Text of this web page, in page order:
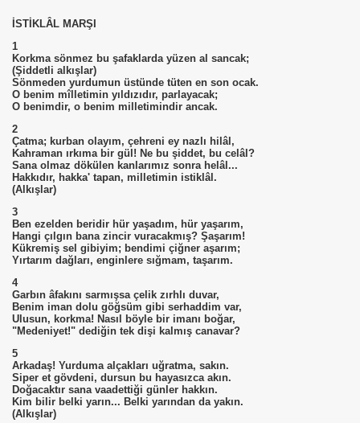
İSTİKLÂL MARŞI
1
Korkma sönmez bu şafaklarda yüzen al sancak;
(Şiddetli alkışlar)
Sönmeden yurdumun üstünde tüten en son ocak.
O benim mîlletimin yıldızıdır, parlayacak;
O benimdir, o benim milletimindir ancak.
2
Çatma; kurban olayım, çehreni ey nazlı hilâl,
Kahraman ırkıma bir gül! Ne bu şiddet, bu celâl?
Sana olmaz dökülen kanlarımız sonra helâl...
Hakkıdır, hakka' tapan, milletimin istiklâl.
(Alkışlar)
3
Ben ezelden beridir hür yaşadım, hür yaşarım,
Hangi çılgın bana zincir vuracakmış? Şaşarım!
Kükremiş sel gibiyim; bendimi çiğner aşarım;
Yırtarım dağları, enginlere sığmam, taşarım.
4
Garbın âfakını sarmışsa çelik zırhlı duvar,
Benim iman dolu göğsüm gibi serhaddim var,
Ulusun, korkma! Nasıl böyle bir imanı boğar,
"Medeniyet!" dediğin tek dişi kalmış canavar?
5
Arkadaş! Yurduma alçakları uğratma, sakın.
Siper et gövdeni, dursun bu hayasızca akın.
Doğacaktır sana vaadettiği günler hakkın.
Kim bilir belki yarın... Belki yarından da yakın.
(Alkışlar)